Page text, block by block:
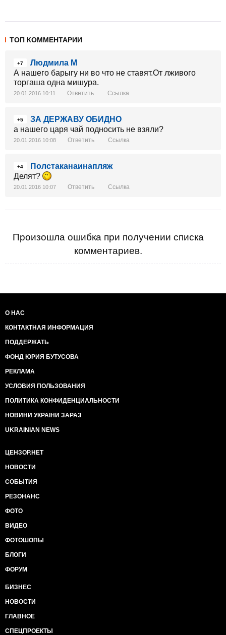
ТОП КОММЕНТАРИИ
+7
Людмила М
А нашего барыгу ни во что не ставят.От лживого
торгаша одна мишура.
20.01.2016 10:11 Ответить Ссылка
+5
ЗА ДЕРЖАВУ ОБИДНО
а нашего царя чай подносить не взяли?
20.01.2016 10:08 Ответить Ссылка
+4
Полстаканаинапляж
Делят?
20.01.2016 10:07 Ответить Ссылка
Произошла ошибка при получении списка
комментариев.
О НАС
КОНТАКТНАЯ ИНФОРМАЦИЯ
ПОДДЕРЖАТЬ
ФОНД ЮРИЯ БУТУСОВА
РЕКЛАМА
УСЛОВИЯ ПОЛЬЗОВАНИЯ
ПОЛИТИКА КОНФИДЕНЦИАЛЬНОСТИ
НОВИНИ УКРАЇНИ ЗАРАЗ
UKRAINIAN NEWS
ЦЕНЗОР.НЕТ
НОВОСТИ
СОБЫТИЯ
РЕЗОНАНС
ФОТО
ВИДЕО
ФОТОШОПЫ
БЛОГИ
ФОРУМ
БИЗНЕС
НОВОСТИ
ГЛАВНОЕ
СПЕЦПРОЕКТЫ